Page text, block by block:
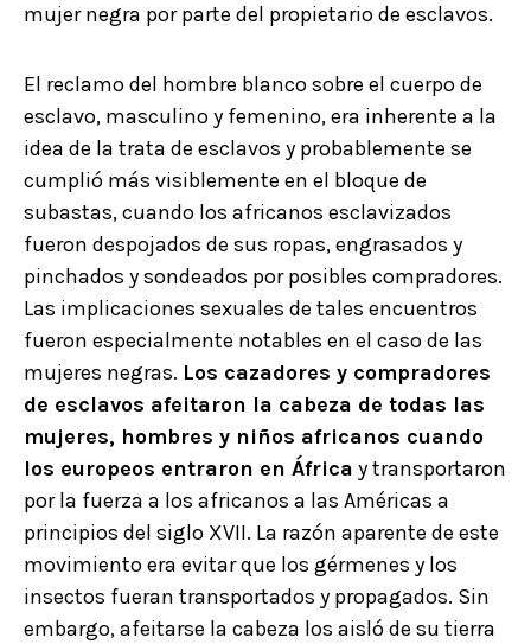
mujer negra por parte del propietario de esclavos.
El reclamo del hombre blanco sobre el cuerpo de
esclavo, masculino y femenino, era inherente a la
idea de la trata de esclavos y probablemente se
cumplió más visiblemente en el bloque de
subastas, cuando los africanos esclavizados
fueron despojados de sus ropas, engrasados y
pinchados y sondeados por posibles compradores.
Las implicaciones sexuales de tales encuentros
fueron especialmente notables en el caso de las
mujeres negras. Los cazadores y compradores
de esclavos afeitaron la cabeza de todas las
mujeres, hombres y niños africanos cuando
los europeos entraron en África y transportaron
por la fuerza a los africanos a las Américas a
principios del siglo XVII. La razón aparente de este
movimiento era evitar que los gérmenes y los
insectos fueran transportados y propagados. Sin
embargo, afeitarse la cabeza los aisló de su tierra